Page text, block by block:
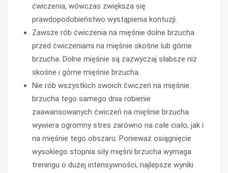
ćwiczenia, wówczas zwiększa się
prawdopodobieństwo wystąpienia kontuzji.
Zawsze rób ćwiczenia na mięśnie dolne brzucha
przed ćwiczeniami na mięśnie skośne lub górne
brzucha. Dolne mięśnie są zazwyczaj słabsze niż
skośne i górne mięśnie brzucha.
Nie rób wszystkich swoich ćwiczeń na mięśnie
brzucha tego samego dnia robienie
zaawansowanych ćwiczeń na mięśnie brzucha
wywiera ogromny stres zarówno na całe ciało, jak i
na mięśnie tego obszaru. Ponieważ osiągnięcie
wysokiego stopnia siły mięśni brzucha wymaga
treningu o dużej intensywności, najlepsze wyniki